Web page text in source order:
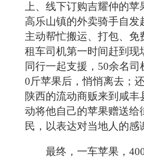
上、线下订购吉耀仲的苹
高乐山镇的外卖骑手自发
主动帮忙搬运、打包、免
租车司机第一时间赶到现
同行一起支援，50余名司
0斤苹果后，悄悄离去；
陕西的流动商贩来到咸丰
动将他自己的苹果赠送给
民，以表达对当地人的感
最终，一车苹果，